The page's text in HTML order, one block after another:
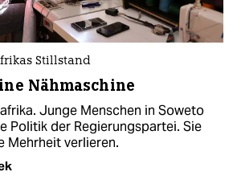
Stillstand
Nähmaschine
Junge Menschen in Soweto
Politik der Regierungspartei. Sie
Mehrheit verlieren.